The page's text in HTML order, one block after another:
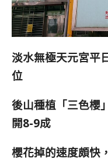
淡水無極天元宮平
位
後山種植「三色櫻
開8-9成
櫻花掉的速度頗快